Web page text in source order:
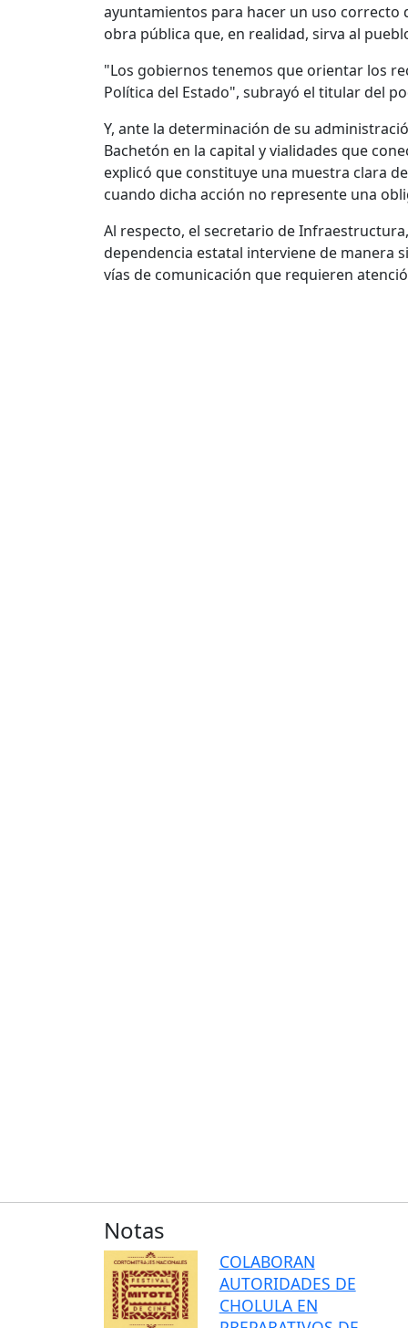
ayuntamientos para hacer un uso
obra pública que, en realidad, sirva al
"Los gobiernos tenemos que orientar los
Política del Estado", subrayó el titular del
Y, ante la determinación de su
Bachetón en la capital y vialidades que
explicó que constituye una muestra clara
cuando dicha acción no represente una
Al respecto, el secretario de
dependencia estatal interviene de manera
vías de comunicación que requieren
Notas
COLABORAN
AUTORIDADES DE
CHOLULA EN